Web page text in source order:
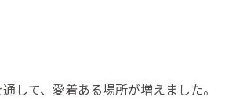
して、愛着ある場所が増えました。